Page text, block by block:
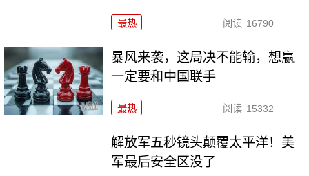
最热 阅读 16790
暴风来袭，这局决不能输，想赢
一定要和中国联手
最热 阅读 15332
解放军五秒镜头颠覆太平洋！美
军最后安全区没了